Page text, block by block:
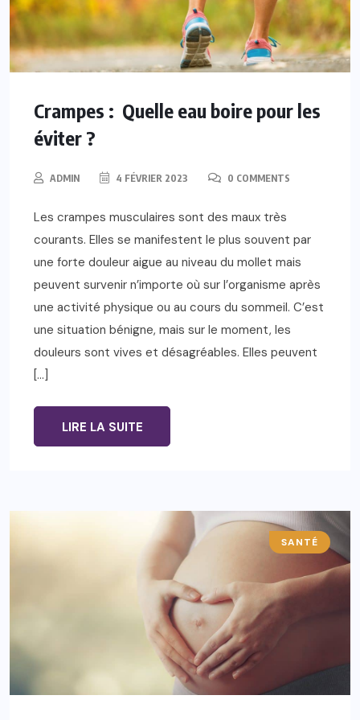
Crampes : Quelle eau boire pour les
éviter ?
ADMIN 4 FÉVRIER 2023 0 COMMENTS
Les crampes musculaires sont des maux très
courants. Elles se manifestent le plus souvent par
une forte douleur aigue au niveau du mollet mais
peuvent survenir n’importe où sur l’organisme après
une activité physique ou au cours du sommeil. C’est
une situation bénigne, mais sur le moment, les
douleurs sont vives et désagréables. Elles peuvent
[…]
LIRE LA SUITE
SANTÉ